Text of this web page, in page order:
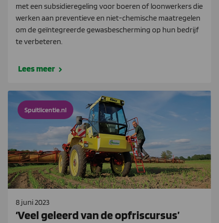
met een subsidieregeling voor boeren of loonwerkers die
werken aan preventieve en niet-chemische maatregelen
om de geïntegreerde gewasbescherming op hun bedrijf
te verbeteren.
Lees meer
Spuitlicentie.nl
8 juni 2023
‘Veel geleerd van de opfriscursus’